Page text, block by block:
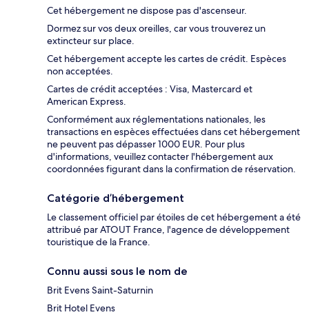
Cet hébergement ne dispose pas d'ascenseur.
Dormez sur vos deux oreilles, car vous trouverez un
extincteur sur place.
Cet hébergement accepte les cartes de crédit. Espèces
non acceptées.
Cartes de crédit acceptées : Visa, Mastercard et
American Express.
Conformément aux réglementations nationales, les
transactions en espèces effectuées dans cet hébergement
ne peuvent pas dépasser 1000 EUR. Pour plus
d'informations, veuillez contacter l'hébergement aux
coordonnées figurant dans la confirmation de réservation.
Catégorie d’hébergement
Le classement officiel par étoiles de cet hébergement a été
attribué par ATOUT France, l'agence de développement
touristique de la France.
Connu aussi sous le nom de
Brit Evens Saint-Saturnin
Brit Hotel Evens